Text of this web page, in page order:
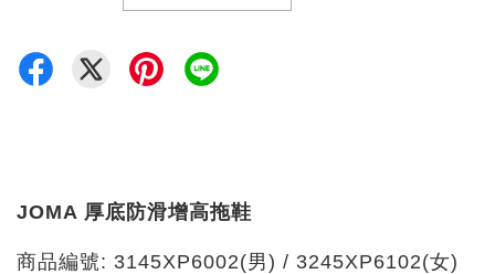
JOMA 厚底防滑增高拖鞋
商品編號: 3145XP6002(男) / 3245XP6102(女)